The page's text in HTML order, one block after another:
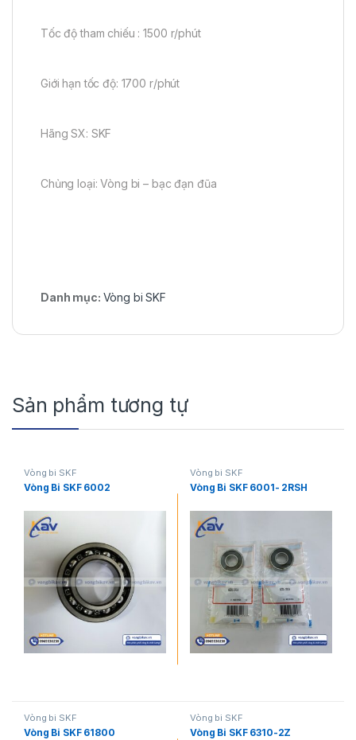
Tốc độ tham chiếu : 1500 r/phút
Giới hạn tốc độ: 1700 r/phút
Hãng SX: SKF
Chủng loại: Vòng bi – bạc đạn đũa
Danh mục: Vòng bi SKF
Sản phẩm tương tự
Vòng bi SKF
Vòng Bi SKF 6002
Vòng bi SKF
Vòng Bi SKF 6001- 2RSH
Vòng bi SKF
Vòng Bi SKF 61800
Vòng bi SKF
Vòng Bi SKF 6310-2Z